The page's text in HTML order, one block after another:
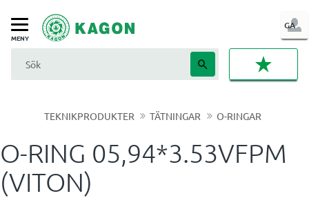
Meny
GA
IN
TEKNIKPRODUKTER TÄTNINGAR O-RINGAR
O-RING 05,94*3.53VFPM
(VITON)